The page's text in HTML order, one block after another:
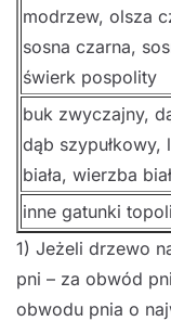
modrzew, olsza
sosna czarna,
świerk pospolity
buk zwyczajny,
dąb szypułkowy,
biała, wierzba
inne gatunki
1) Jeżeli drzewo
pni – za obwód
obwodu pnia o